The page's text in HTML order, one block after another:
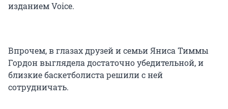
изданием Voice.
Впрочем, в глазах друзей и семьи Яниса Тиммы
Гордон выглядела достаточно убедительной, и
близкие баскетболиста решили с ней
сотрудничать.